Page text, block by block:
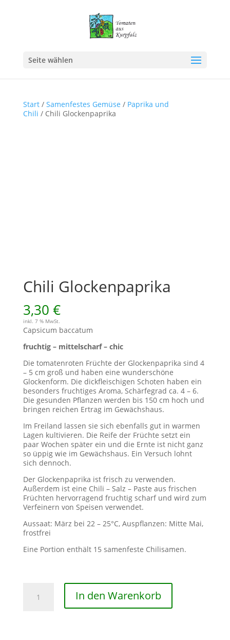
Seite wählen
Start/ Samenfestes Gemüse / Paprika und
Chili / Chili Glockenpaprika
Chili Glockenpaprika
3,30 €
inkl. 7 % MwSt.
Capsicum baccatum
fruchtig – mittelscharf – chic
Die tomatenroten Früchte der Glockenpaprika sind 4
– 5 cm groß und haben eine wunderschöne
Glockenform. Die dickfleischigen Schoten haben ein
besonders fruchtiges Aroma, Schärfegrad ca. 4 – 6.
Die gesunden Pflanzen werden bis 150 cm hoch und
bringen reichen Ertrag im Gewächshaus.
Im Freiland lassen sie sich ebenfalls gut in warmen
Lagen kultivieren. Die Reife der Früchte setzt ein
paar Wochen später ein und die Ernte ist nicht ganz
so üppig wie im Gewächshaus. Ein Versuch lohnt
sich dennoch.
Der Glockenpaprika ist frisch zu verwenden.
Außerdem ist eine Chili – Salz – Paste aus frischen
Früchten hervorragend fruchtig scharf und wird zum
Verfeinern von Speisen verwendet.
Aussaat: März bei 22 – 25°C, Auspflanzen: Mitte Mai,
frostfrei
Eine Portion enthält 15 samenfeste Chilisamen.
Glockenpaprika In den Warenkorb